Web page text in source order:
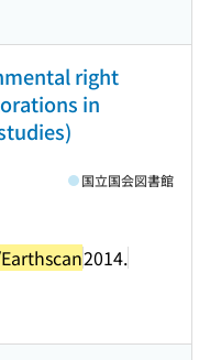
right
in
2014.
国立国会図書館